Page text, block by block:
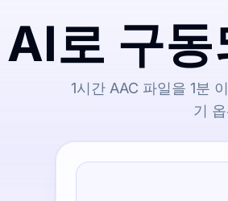
AI로 구
1시간 AAC 파일을 1분
기